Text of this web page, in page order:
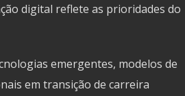
digital reflete as prioridades do
emergentes, modelos de
em transição de carreira